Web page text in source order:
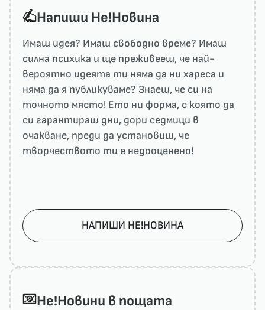
Напиши He!Новина
Имаш идея? Имаш свободно време? Имаш
силна психика и ще преживееш, че най-
вероятно идеята ти няма да ни харесa и
няма да я публикуваме? Знаеш, че си на
точното място! Ето ни форма, с която да
си гарантираш дни, дори седмици в
очакване, преди да установиш, че
творчеството ти е недооценено!
НАПИШИ НЕ!НОВИНА
He!Новини в пощата